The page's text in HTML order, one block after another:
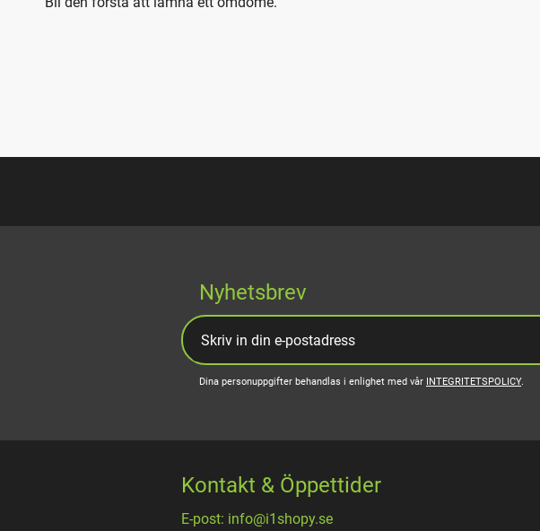
Nyhetsbrev
Dina personuppgifter behandlas i enlighet med vår INTEGRITETSPOLICY.
Kontakt & Öppettider
E-post: info@i1shopy.se